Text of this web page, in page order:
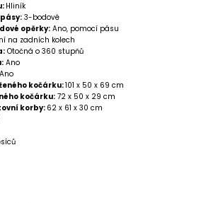
Hliník
3-bodové
opěrky: Ano, pomocí pásu
na zadních kolech
Otočná o 360 stupňů
Ano
Ano
kočárku:101 x 50 x 69 cm
kočárku: 72 x 50 x 29 cm
korby: 62 x 61 x 30 cm